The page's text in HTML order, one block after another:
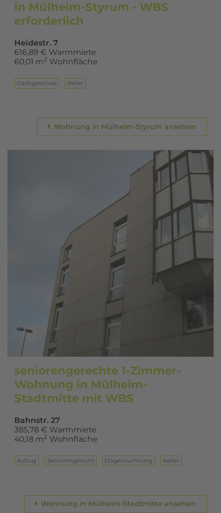
in Mülheim-Styrum - WBS
erforderlich
Heidestr. 7
616,89 € Warmmiete
60,01 m2 Wohnfläche
Dach­ge­schoss Keller
Wohnung in Mülheim-Styrum ansehen
seniorengerechte 1-Zimmer-
Wohnung in Mülheim-
Stadtmitte mit WBS
Bahnstr. 27
385,78 € Warmmiete
40,18 m2 Wohnfläche
Aufzug Seniorengerecht Eta­gen­woh­nung Keller
Wohnung in Mülheim-Stadtmitte ansehen